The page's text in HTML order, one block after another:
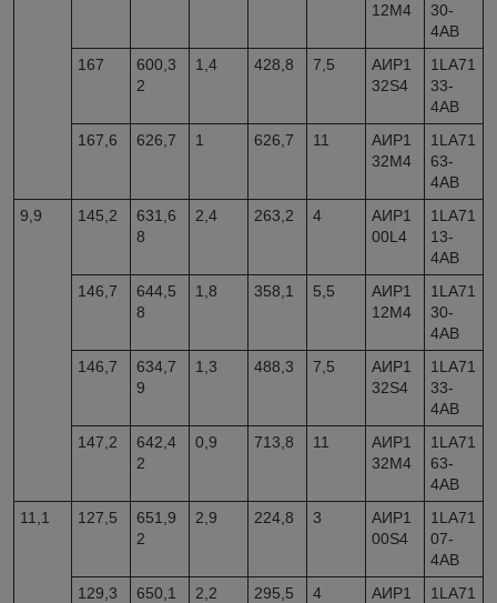
12M4
30-
4AB
167
600,3
2
1,4 428,8 7,5
АИР1
32S4
1LA71
33-
4AB
167,6
626,7 1 626,7 11
АИР1
32M4
1LA71
63-
4AB
9,9
145,2
631,6
8
2,4 263,2 4
АИР1
00L4
1LA71
13-
4AB
146,7
644,5
8
1,8 358,1 5,5
АИР1
12M4
1LA71
30-
4AB
146,7
634,7
9
1,3 488,3 7,5
АИР1
32S4
1LA71
33-
4AB
147,2
642,4
2
0,9 713,8 11
АИР1
32M4
1LA71
63-
4AB
11,1
127,5
651,9
2
2,9 224,8 3
АИР1
00S4
1LA71
07-
4AB
129,3
650,1 2,2 295,5 4
АИР1
1LA71